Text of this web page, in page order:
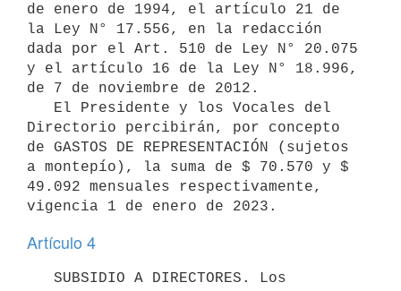
de enero de 1994, el artículo 21 de
la Ley N° 17.556, en la redacción
dada por el Art. 510 de Ley N° 20.075
y el artículo 16 de la Ley N° 18.996,
de 7 de noviembre de 2012.
Directorio percibirán, por concepto
de GASTOS DE REPRESENTACIÓN (sujetos
a montepío), la suma de $ 70.570 y $
49.092 mensuales respectivamente,
Artículo 4